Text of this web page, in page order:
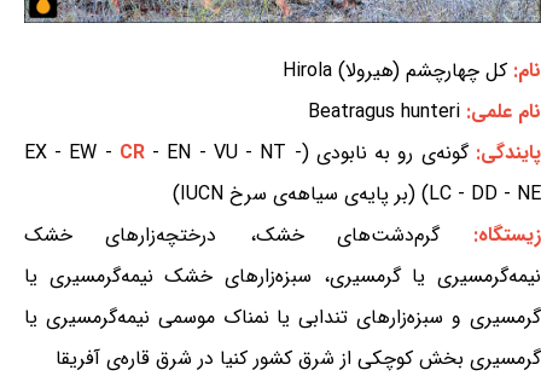
نام: کل چهارچشم (هیرولا) Hirola
نام علمی: Beatragus hunteri
پایندگی:گونه‌ی رو به نابودی (EX - EW - CR - EN - VU - NT -
LC - DD - NE) (بر پایه‌ی سیاهه‌ی سرخ IUCN)
زیستگاه:گرم‌دشت‌های خشک، درختچه‌زارهای خشک
نیمه‌گرمسیری یا گرمسیری، سبزه‌زارهای خشک نیمه‌گرمسیری یا
گرمسیری و سبزه‌زارهای تندابی یا نمناک موسمی نیمه‌گرمسیری یا
گرمسیری بخش کوچکی از شرق کشور کنیا در شرق قاره‌ی آفریقا